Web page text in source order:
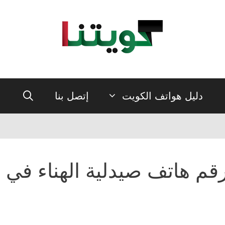
دليل هواتف الكويت إتصل بنا
هاتف صيدلية الهناء في